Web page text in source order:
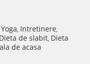
Yoga, Intretinere,
Dieta de slabit, Dieta
de acasa